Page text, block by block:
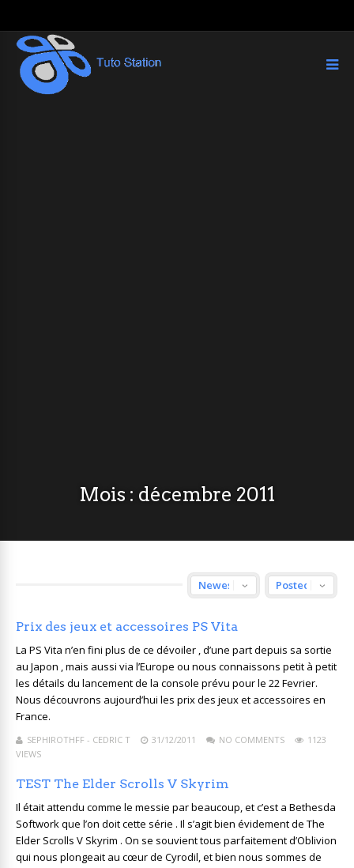
Mois : décembre 2011
Prix des jeux et accessoires PS Vita
La PS Vita n’en fini plus de ce dévoiler , d’une part depuis sa sortie
au Japon , mais aussi via l’Europe ou nous connaissons petit à petit
les détails du lancement de la console prévu pour le 22 Fevrier.
Nous découvrons aujourd’hui les prix des jeux et accessoires en
France.
SEPHIROTHFF - CEDRIC T 31/12/2011 NO COMMENTS
1123
VIEWS
TEST The Elder Scrolls V Skyrim
Il était attendu comme le messie par beaucoup, et c’est a Bethesda
Softwork que l’on doit cette série . Il s’agit bien évidement de The
Elder Scrolls V Skyrim . On se souvient tous parfaitement d’Oblivion
qui nous plongeait au cœur de Cyrodil, et bien nous sommes de